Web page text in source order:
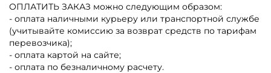
ОПЛАТИТЬ ЗАКАЗ можно следующим образом:
- оплата наличными курьеру или транспортной службе
(учитывайте комиссию за возврат средств по тарифам
перевозчика);
- оплата картой на сайте;
- оплата по безналичному расчету.